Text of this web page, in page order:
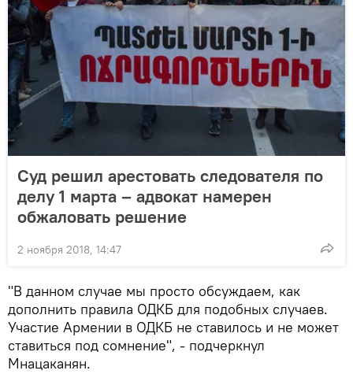
Суд решил арестовать следователя по
делу 1 марта – адвокат намерен
обжаловать решение
2 ноября 2018, 14:47
"В данном случае мы просто обсуждаем, как
дополнить правила ОДКБ для подобных случаев.
Участие Армении в ОДКБ не ставилось и не может
ставиться под сомнение", - подчеркнул
Мнацаканян.